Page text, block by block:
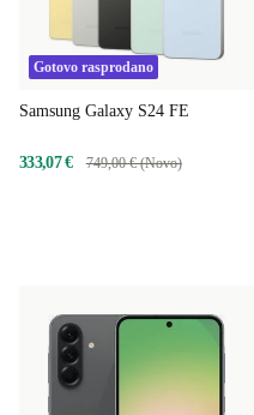
Gotovo rasprodano
Samsung Galaxy S24 FE
333,07 € 749,00 € (Novo)